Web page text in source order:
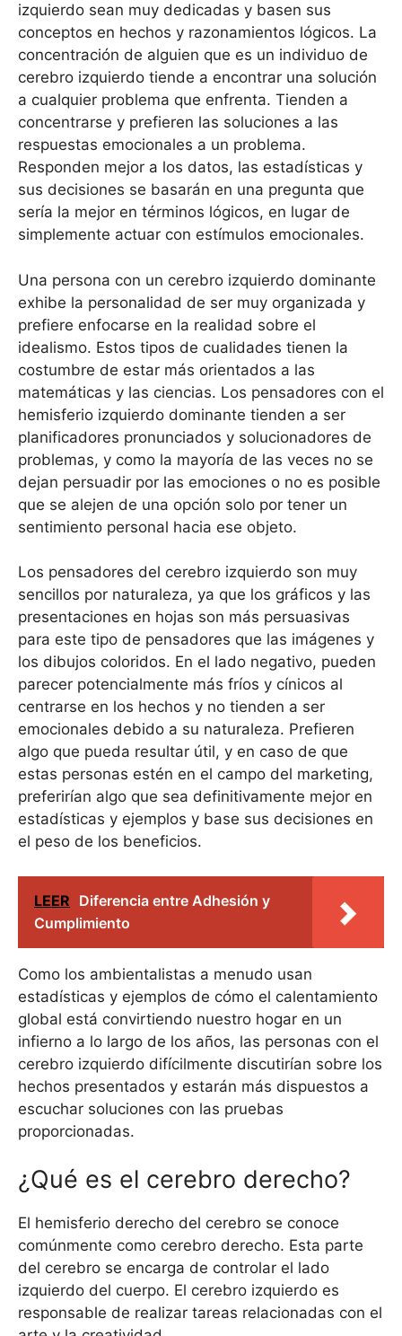
izquierdo sean muy dedicadas y basen sus
conceptos en hechos y razonamientos lógicos. La
concentración de alguien que es un individuo de
cerebro izquierdo tiende a encontrar una solución
a cualquier problema que enfrenta. Tienden a
concentrarse y prefieren las soluciones a las
respuestas emocionales a un problema.
Responden mejor a los datos, las estadísticas y
sus decisiones se basarán en una pregunta que
sería la mejor en términos lógicos, en lugar de
simplemente actuar con estímulos emocionales.
Una persona con un cerebro izquierdo dominante
exhibe la personalidad de ser muy organizada y
prefiere enfocarse en la realidad sobre el
idealismo. Estos tipos de cualidades tienen la
costumbre de estar más orientados a las
matemáticas y las ciencias. Los pensadores con el
hemisferio izquierdo dominante tienden a ser
planificadores pronunciados y solucionadores de
problemas, y como la mayoría de las veces no se
dejan persuadir por las emociones o no es posible
que se alejen de una opción solo por tener un
sentimiento personal hacia ese objeto.
Los pensadores del cerebro izquierdo son muy
sencillos por naturaleza, ya que los gráficos y las
presentaciones en hojas son más persuasivas
para este tipo de pensadores que las imágenes y
los dibujos coloridos. En el lado negativo, pueden
parecer potencialmente más fríos y cínicos al
centrarse en los hechos y no tienden a ser
emocionales debido a su naturaleza. Prefieren
algo que pueda resultar útil, y en caso de que
estas personas estén en el campo del marketing,
preferirían algo que sea definitivamente mejor en
estadísticas y ejemplos y base sus decisiones en
el peso de los beneficios.
LEER Diferencia entre Adhesión y
Cumplimiento
Como los ambientalistas a menudo usan
estadísticas y ejemplos de cómo el calentamiento
global está convirtiendo nuestro hogar en un
infierno a lo largo de los años, las personas con el
cerebro izquierdo difícilmente discutirían sobre los
hechos presentados y estarán más dispuestos a
escuchar soluciones con las pruebas
proporcionadas.
¿Qué es el cerebro derecho?
El hemisferio derecho del cerebro se conoce
comúnmente como cerebro derecho. Esta parte
del cerebro se encarga de controlar el lado
izquierdo del cuerpo. El cerebro izquierdo es
responsable de realizar tareas relacionadas con el